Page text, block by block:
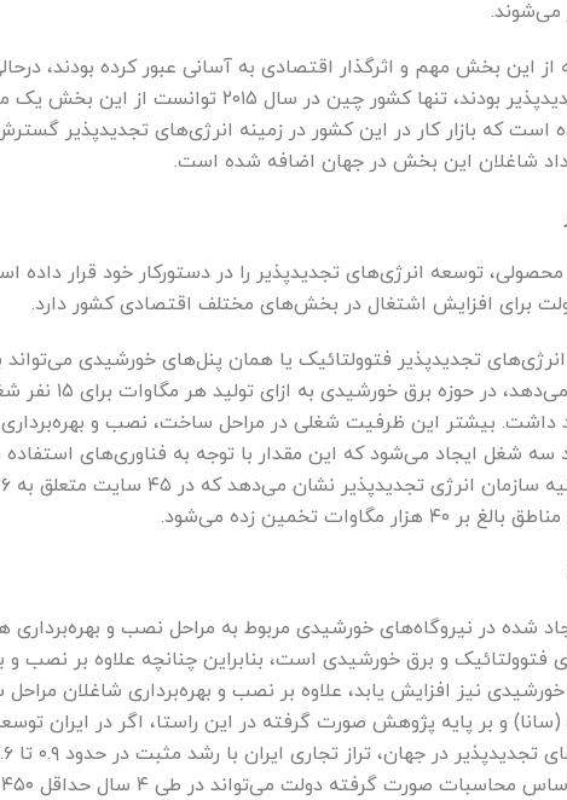
این بخش مهم و اثرگذار اقتصادی به آسانی عبور کرده بودند،
است که بازار کار در این کشور در زمینه انرژی‌های تجدیدپذیر
شاغلان این بخش در جهان اضافه شده است.
تجدیدپذیر فتوولتائیک یا همان پنل‌های خورشیدی
فرصت اشتغال بسیاری از
داشت. بیشتر این ظرفیت شغلی در مراحل ساخت، نصب و
شغل ایجاد می‌شود که این مقدار با توجه به فناوری‌های استفاده
تخمین زده می‌شود.
در نیروگاه‌های خورشیدی مربوط به مراحل نصب و بهره‌برداری
و برق خورشیدی است، بنابراین چنانچه علاوه بر نصب و
نیز افزایش یابد، علاوه بر نصب و بهره‌برداری شاغلان
و بر پایه پژوهش صورت گرفته در این راستا، اگر در ایران